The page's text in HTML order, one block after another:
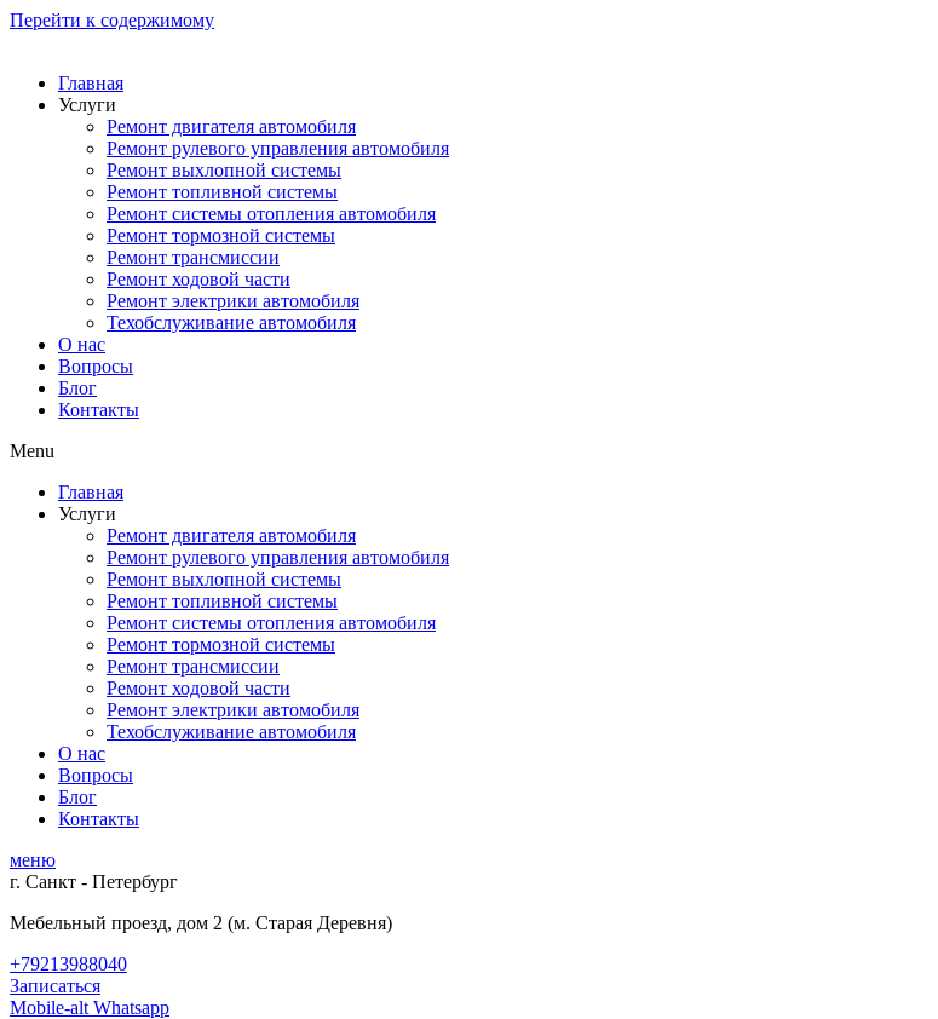
Перейти к содержимому
Главная
Услуги
Ремонт двигателя автомобиля
Ремонт рулевого управления автомобиля
Ремонт выхлопной системы
Ремонт топливной системы
Ремонт системы отопления автомобиля
Ремонт тормозной системы
Ремонт трансмиссии
Ремонт ходовой части
Ремонт электрики автомобиля
Техобслуживание автомобиля
О нас
Вопросы
Блог
Контакты
Menu
Главная
Услуги
Ремонт двигателя автомобиля
Ремонт рулевого управления автомобиля
Ремонт выхлопной системы
Ремонт топливной системы
Ремонт системы отопления автомобиля
Ремонт тормозной системы
Ремонт трансмиссии
Ремонт ходовой части
Ремонт электрики автомобиля
Техобслуживание автомобиля
О нас
Вопросы
Блог
Контакты
меню
г. Санкт - Петербург
Мебельный проезд, дом 2 (м. Старая Деревня)
+79213988040
Записаться
Mobile-alt Whatsapp